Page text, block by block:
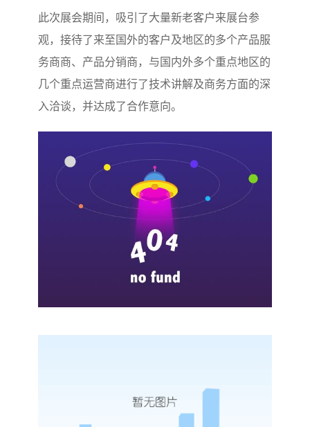
此次展会期间，吸引了大量新老客户来展台参
观，接待了来至国外的客户及地区的多个产品服
务商商、产品分销商，与国内外多个重点地区的
几个重点运营商进行了技术讲解及商务方面的深
入洽谈，并达成了合作意向。